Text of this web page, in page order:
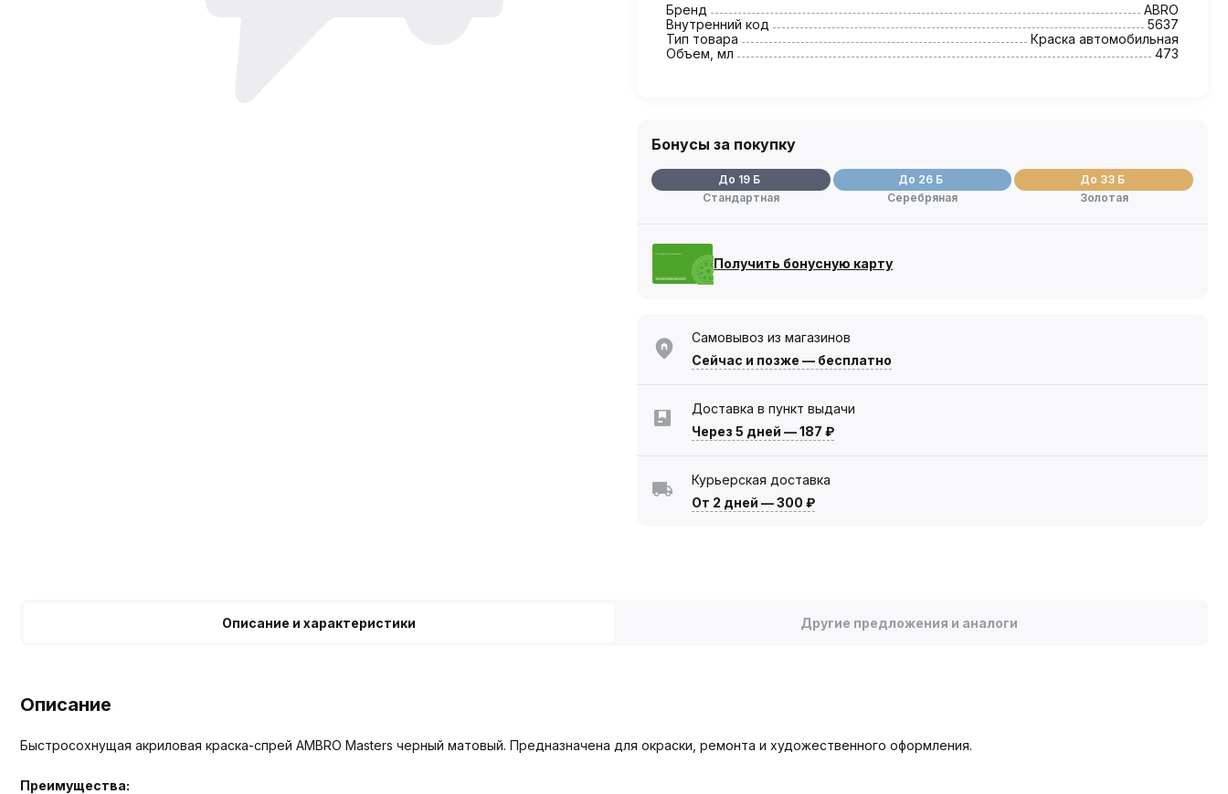
Бренд
ABRO
Внутренний код
5637
Тип товара
Краска автомобильная
Объем, мл
473
Бонусы за покупку
До 19 Б
Стандартная
До 26 Б
Серебряная
До 33 Б
Золотая
Получить бонусную карту
Самовывоз из магазинов
Сейчас и позже — бесплатно
Доставка в пункт выдачи
Через 5 дней —187 ₽
Курьерская доставка
От 2 дней —300 ₽
Описание и характеристики Другие предложения и аналоги
Описание
Быстросохнущая акриловая краска-спрей AMBRO Masters черный матовый. Предназначена для окраски, ремонта и художественного оформления.
Преимущества: